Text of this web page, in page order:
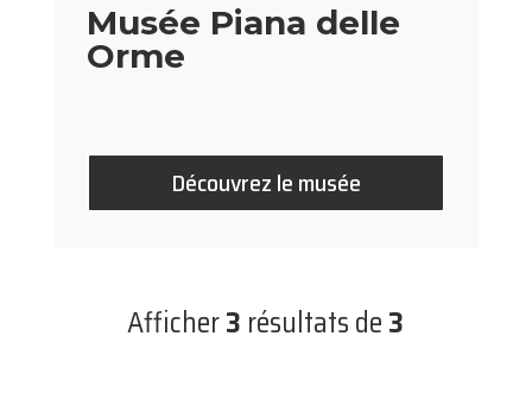
Musée Piana delle
Orme
Découvrez le musée
Afficher3 résultats de3